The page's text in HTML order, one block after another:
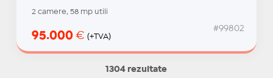
2 camere, 58 mp utili
95.000 € (+TVA)
#99802
1304 rezultate